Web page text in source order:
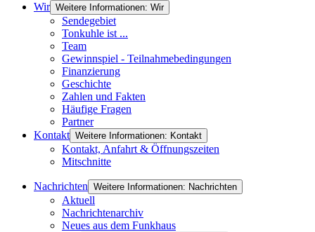
Wir Weitere Informationen: Wir
Sendegebiet
Tonkuhle ist ...
Team
Gewinnspiel - Teilnahmebedingungen
Finanzierung
Geschichte
Zahlen und Fakten
Häufige Fragen
Partner
Kontakt Weitere Informationen: Kontakt
Kontakt, Anfahrt & Öffnungszeiten
Mitschnitte
Nachrichten Weitere Informationen: Nachrichten
Aktuell
Nachrichtenarchiv
Neues aus dem Funkhaus